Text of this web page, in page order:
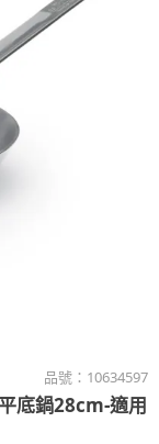
品號： 10634597
底鍋28cm-適用